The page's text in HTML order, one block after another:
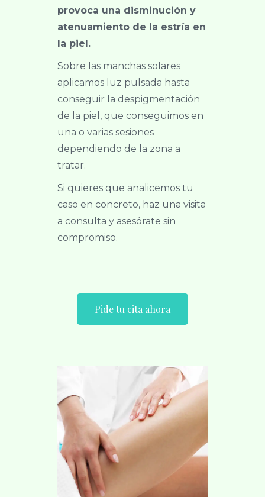
provoca una disminución y
atenuamiento de la estría en
la piel.
Sobre las manchas solares
aplicamos luz pulsada hasta
conseguir la despigmentación
de la piel, que conseguimos en
una o varias sesiones
dependiendo de la zona a
tratar.
Si quieres que analicemos tu
caso en concreto, haz una visita
a consulta y asesórate sin
compromiso.
Pide tu cita ahora